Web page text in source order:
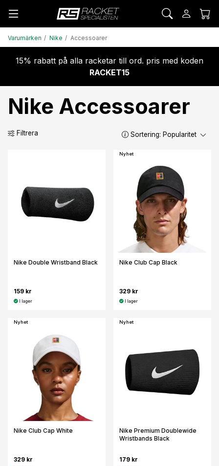
Varumärken Nike Accessoarer
15% rabatt på alla racketar till ord. pris med koden
RACKET15
Nike Accessoarer
Filtrera Sortering: Popularitet
Nike Double Wristband Black
159 kr
I lager
Nyhet
Nike Club Cap Black
329 kr
I lager
Nyhet
Nike Club Cap White
329 kr
Nyhet
Nike Premium Doublewide
Wristbands Black
179 kr